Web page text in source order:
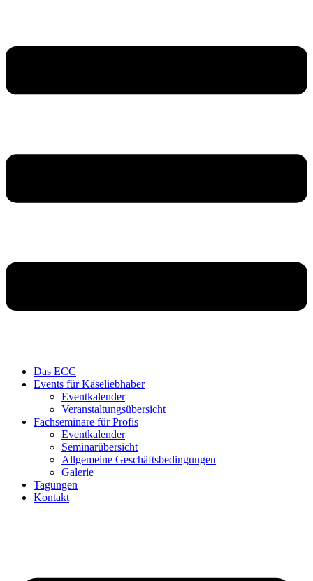
Das ECC
Events für Käseliebhaber
Eventkalender
Veranstaltungsübersicht
Fachseminare für Profis
Eventkalender
Seminarübersicht
Allgemeine Geschäftsbedingungen
Galerie
Tagungen
Kontakt